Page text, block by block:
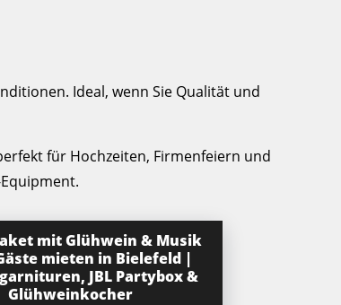
Ideal, wenn Sie Qualität und
für Hochzeiten, Firmenfeiern und
mit Glühwein & Musik
mieten in Bielefeld |
JBL Partybox &
Glühweinkocher